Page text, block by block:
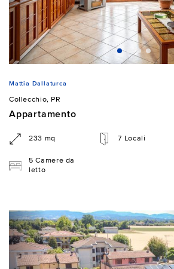
Mattia Dallaturca
Collecchio, PR
Appartamento
233 mq 7 Locali
5 Camere da
letto